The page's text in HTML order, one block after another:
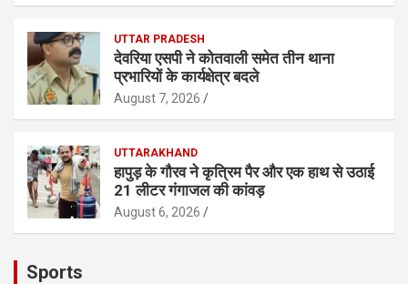
UTTAR PRADESH
देवरिया एसपी ने कोतवाली समेत तीन थाना
प्रभारियाें के कार्यक्षेत्र बदले
August 7, 2026
UTTARAKHAND
हापुड़ के गौरव ने कृत्रिम पैर और एक हाथ से उठाई
21 लीटर गंगाजल की कांवड़
August 6, 2026
Sports